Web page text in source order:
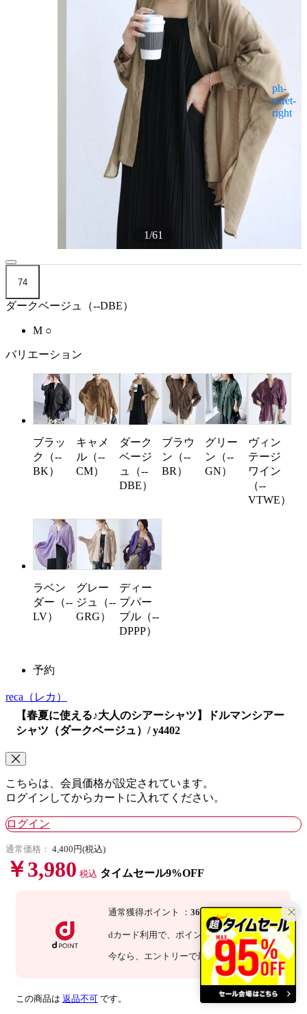
1/61
74
ダークベージュ（--DBE）
M ○
バリエーション
ブラッ
ク（--
BK）
キャメ
ル（--
CM）
ダーク
ベージ
ュ（--
DBE）
ブラウ
ン（--
BR）
グリー
ン（--
GN）
ヴィン
テージ
ワイン
（--
VTWE）
ラベン
ダー（--
LV）
グレー
ジュ（--
GRG）
ディー
プパー
プル（--
DPPP）
予約
reca （レカ）
【春夏に使える♪大人のシアーシャツ】ドルマンシアー
シャツ（ダークベージュ）/ y4402
こちらは、会員価格が設定されています。
ログインしてからカートに入れてください。
ログイン
通常価格： 4,400円(税込)
￥3,980 税込 タイムセール9%OFF
通常獲得ポイント ： 36P
dカード利用で、 ポイント3倍 ：108P
今なら 、エントリーで最大 倍！ 詳細
この商品は 返品不可 です。